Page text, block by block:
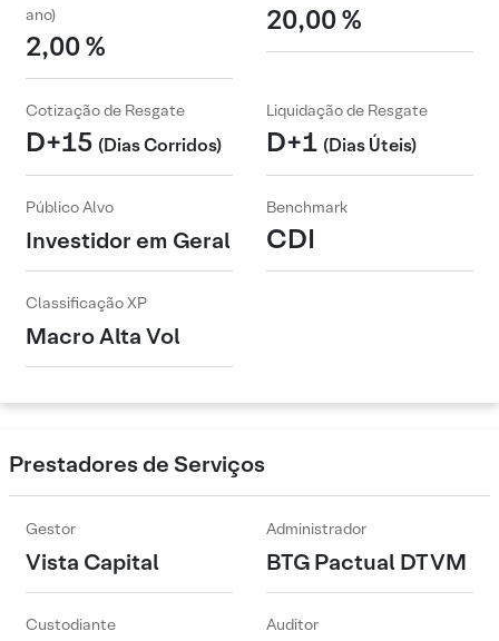
ano)
2,00 %
20,00 %
Cotização de Resgate
D+15 (Dias Corridos)
Liquidação de Resgate
D+1 (Dias Úteis)
Público Alvo
Investidor em Geral
Benchmark
CDI
Classificação XP
Macro Alta Vol
Prestadores de Serviços
Gestor
Vista Capital
Administrador
BTG Pactual DTVM
Custodiante Auditor